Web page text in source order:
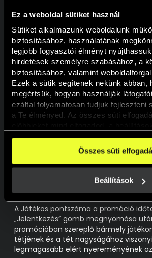
Ez a weboldal sütiket használ
Sütiket alkalmazunk weboldalunk
biztosításához, használatának
legjobb fogyasztói élményt
hirdetések személyre szabásához, a
biztosításához, valamint
Ezek a sütik segítenek nekünk abban,
megértsük, hogyan használják
ezáltal folyamatosan tudjuk fejleszteni
a Te élményed. Az összes süti
dönthethetsz arról, hogy a weboldal
elengedhetetlen sütiken kívül milyen
A weboldalainkon használt sütikről
erre a linkre kattintva a Süti
Összes süti
Beállítások
Játékosoknak nem jelent
A PROMÓCIÓ LEÍRÁSA:
A Játékosok saját helyezésüket a
aloldalán, azon belül is a ranglistán
A megközelítőleg percenként frissülő
az aktuális állást mutatja. A pontok a
szereplő játékokon megtett tétekből
nyereményekből, minden érvényes
kerülnek kiszámításra a promóció
Egyenlő pontszámot elért Játékosok
Játékos kerül feljebb a ranglistán, aki
adott pontszámot.
A promócióban a ranglista a rangsort
pontszámoknak megfelelően (a
A Játékos pontszáma a promóció
„Jelentkezés” gomb megnyomása
promócióban szereplő bármely
tétjének és a tét nagyságához
legmagasabb elért nyereményének